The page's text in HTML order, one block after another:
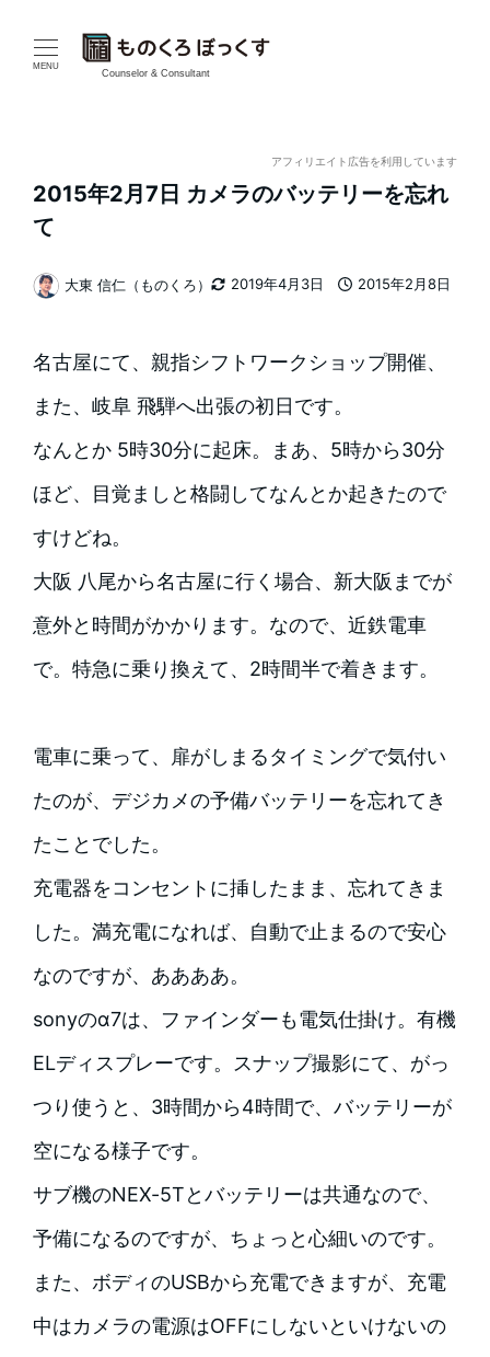
MENU
Counselor & Consultant
アフィリエイト広告を利用しています
2015年2月7日 カメラのバッテリーを忘れ
て
2019年4月3日
2015年2月8日
著
大東 信仁（ものくろ）
名古屋にて、親指シフトワークショップ開催、
また、岐阜 飛騨へ出張の初日です。
なんとか 5時30分に起床。まあ、5時から30分
ほど、目覚ましと格闘してなんとか起きたので
すけどね。
大阪 八尾から名古屋に行く場合、新大阪までが
意外と時間がかかります。なので、近鉄電車
で。特急に乗り換えて、2時間半で着きます。
電車に乗って、扉がしまるタイミングで気付い
たのが、デジカメの予備バッテリーを忘れてき
たことでした。
充電器をコンセントに挿したまま、忘れてきま
した。満充電になれば、自動で止まるので安心
なのですが、ああああ。
sonyのα7は、ファインダーも電気仕掛け。有機
ELディスプレーです。スナップ撮影にて、がっ
つり使うと、3時間から4時間で、バッテリーが
空になる様子です。
サブ機のNEX-5Tとバッテリーは共通なので、
予備になるのですが、ちょっと心細いのです。
また、ボディのUSBから充電できますが、充電
中はカメラの電源はOFFにしないといけないの